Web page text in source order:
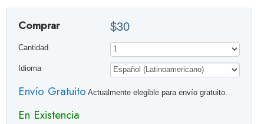
Comprar $30
Cantidad
Idioma
Envío Gratuito Actualmente elegible para envío gratuito.
En Existencia